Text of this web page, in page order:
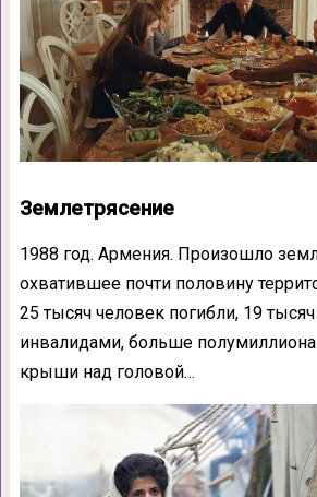
Землетрясение
1988 год. Армения. Произошло
охватившее почти половину
25 тысяч человек погибли, 19 тысяч
инвалидами, больше полумиллиона
крыши над головой…